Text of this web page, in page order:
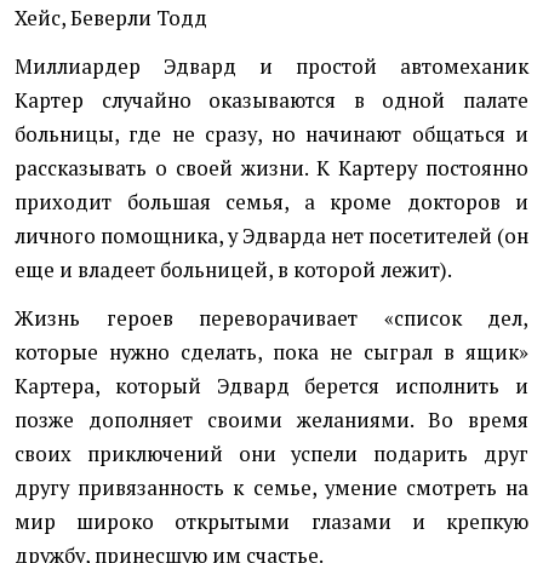
Хейс, Беверли Тодд
Миллиардер Эдвард и простой автомеханик
Картер случайно оказываются в одной палате
больницы, где не сразу, но начинают общаться и
рассказывать о своей жизни. К Картеру постоянно
приходит большая семья, а кроме докторов и
личного помощника, у Эдварда нет посетителей (он
еще и владеет больницей, в которой лежит).
Жизнь героев переворачивает «список дел,
которые нужно сделать, пока не сыграл в ящик»
Картера, который Эдвард берется исполнить и
позже дополняет своими желаниями. Во время
своих приключений они успели подарить друг
другу привязанность к семье, умение смотреть на
мир широко открытыми глазами и крепкую
дружбу, принесшую им счастье.